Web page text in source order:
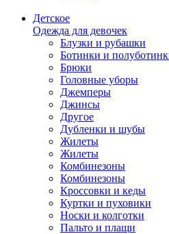
Детское
Одежда для девочек
Блузки и рубашки
Ботинки и
Брюки
Головные уборы
Джемперы
Джинсы
Другое
Дубленки и шубы
Жилеты
Жилеты
Комбинезоны
Комбинезоны
Кроссовки и кеды
Куртки и пуховики
Носки и колготки
Пальто и плащи